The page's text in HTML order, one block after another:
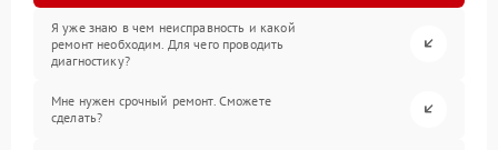
Я уже знаю в чем неисправность и какой
ремонт необходим. Для чего проводить
диагностику?
Мне нужен срочный ремонт. Сможете
сделать?